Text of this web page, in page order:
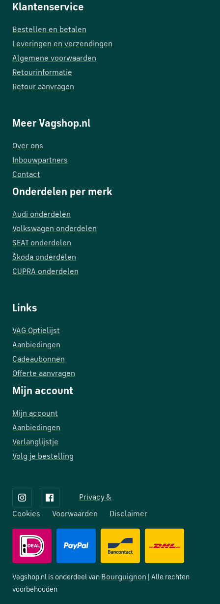
Klantenservice
Bestellen en betalen
Leveringen en verzendingen
Algemene voorwaarden
Retourinformatie
Retour aanvragen
Meer Vagshop.nl
Over ons
Inbouwpartners
Contact
Onderdelen per merk
Audi onderdelen
Volkswagen onderdelen
SEAT onderdelen
Škoda onderdelen
CUPRA onderdelen
Links
VAG Optielijst
Aanbiedingen
Cadeaubonnen
Offerte aanvragen
Mijn account
Mijn account
Aanbiedingen
Verlanglijstje
Volg je bestelling
Privacy &
Cookies Voorwaarden Disclaimer
Vagshop.nl is onderdeel van Bourguignon | Alle rechten
voorbehouden